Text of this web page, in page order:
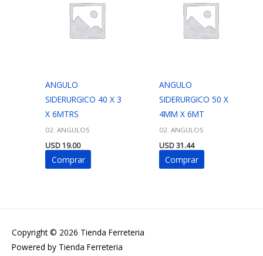
ANGULO
SIDERURGICO 40 X 3
X 6MTRS
02. ANGULOS
USD19.00
Comprar
ANGULO
SIDERURGICO 50 X
4MM X 6MT
02. ANGULOS
USD31.44
Comprar
Copyright © 2026 Tienda Ferreteria
Powered by Tienda Ferreteria